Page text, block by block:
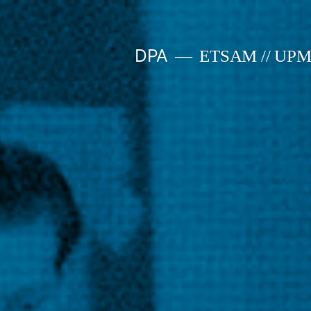
Saltar
al
contenido
DPA ETSAM // UPM